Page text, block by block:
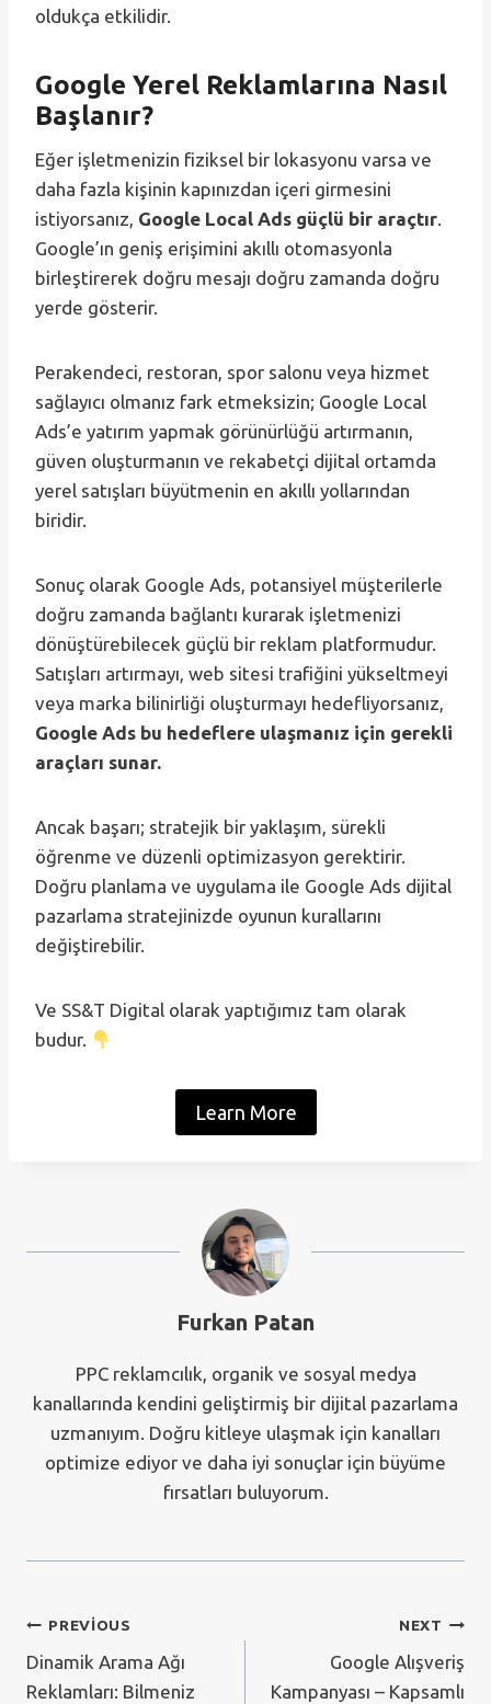
oldukça etkilidir.
Google Yerel Reklamlarına Nasıl
Başlanır?
Eğer işletmenizin fiziksel bir lokasyonu varsa ve
daha fazla kişinin kapınızdan içeri girmesini
istiyorsanız, Google Local Ads güçlü bir araçtır.
Google’ın geniş erişimini akıllı otomasyonla
birleştirerek doğru mesajı doğru zamanda doğru
yerde gösterir.
Perakendeci, restoran, spor salonu veya hizmet
sağlayıcı olmanız fark etmeksizin; Google Local
Ads’e yatırım yapmak görünürlüğü artırmanın,
güven oluşturmanın ve rekabetçi dijital ortamda
yerel satışları büyütmenin en akıllı yollarından
biridir.
Sonuç olarak Google Ads, potansiyel müşterilerle
doğru zamanda bağlantı kurarak işletmenizi
dönüştürebilecek güçlü bir reklam platformudur.
Satışları artırmayı, web sitesi trafiğini yükseltmeyi
veya marka bilinirliği oluşturmayı hedefliyorsanız,
Google Ads bu hedeflere ulaşmanız için gerekli
araçları sunar.
Ancak başarı; stratejik bir yaklaşım, sürekli
öğrenme ve düzenli optimizasyon gerektirir.
Doğru planlama ve uygulama ile Google Ads dijital
pazarlama stratejinizde oyunun kurallarını
değiştirebilir.
Ve SS&T Digital olarak yaptığımız tam olarak
budur.
Learn More
Furkan Patan
PPC reklamcılık, organik ve sosyal medya
kanallarında kendini geliştirmiş bir dijital pazarlama
uzmanıyım. Doğru kitleye ulaşmak için kanalları
optimize ediyor ve daha iyi sonuçlar için büyüme
fırsatları buluyorum.
Yazı
gezinmesi
PREVIOUS
Dinamik Arama Ağı
Reklamları: Bilmeniz
NEXT
Google Alışveriş
Kampanyası – Kapsamlı